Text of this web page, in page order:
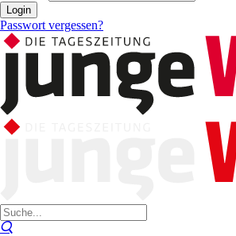
Login
Passwort vergessen?